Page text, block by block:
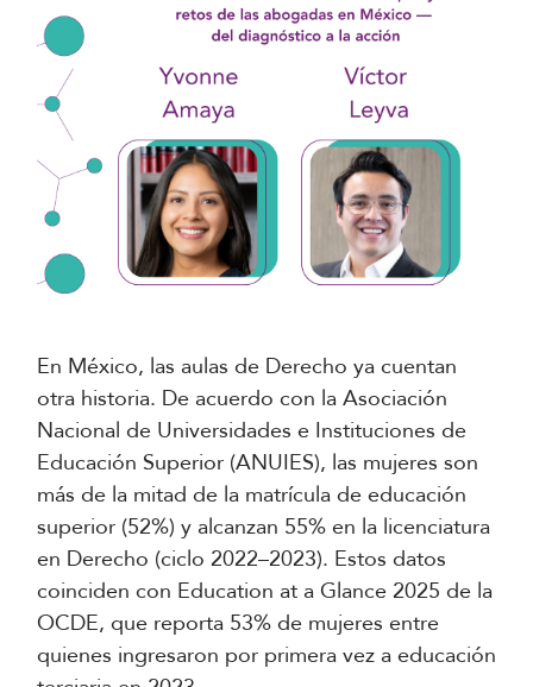
En México, las aulas de Derecho ya cuentan
otra historia. De acuerdo con la Asociación
Nacional de Universidades e Instituciones de
Educación Superior (ANUIES), las mujeres son
más de la mitad de la matrícula de educación
superior (52%) y alcanzan 55% en la licenciatura
en Derecho (ciclo 2022–2023). Estos datos
coinciden con Education at a Glance 2025 de la
OCDE, que reporta 53% de mujeres entre
quienes ingresaron por primera vez a educación